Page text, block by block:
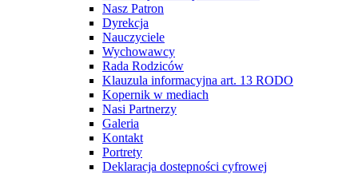
Nasz Patron
Dyrekcja
Nauczyciele
Wychowawcy
Rada Rodziców
Klauzula informacyjna art. 13 RODO
Kopernik w mediach
Nasi Partnerzy
Galeria
Kontakt
Portrety
Deklaracja dostepności cyfrowej